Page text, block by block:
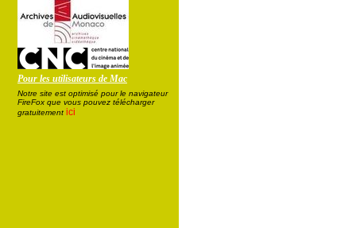
Pour les utilisateurs de Mac
Notre site est optimisé pour le navigateur
FireFox que vous pouvez télécharger
gratuitement ici